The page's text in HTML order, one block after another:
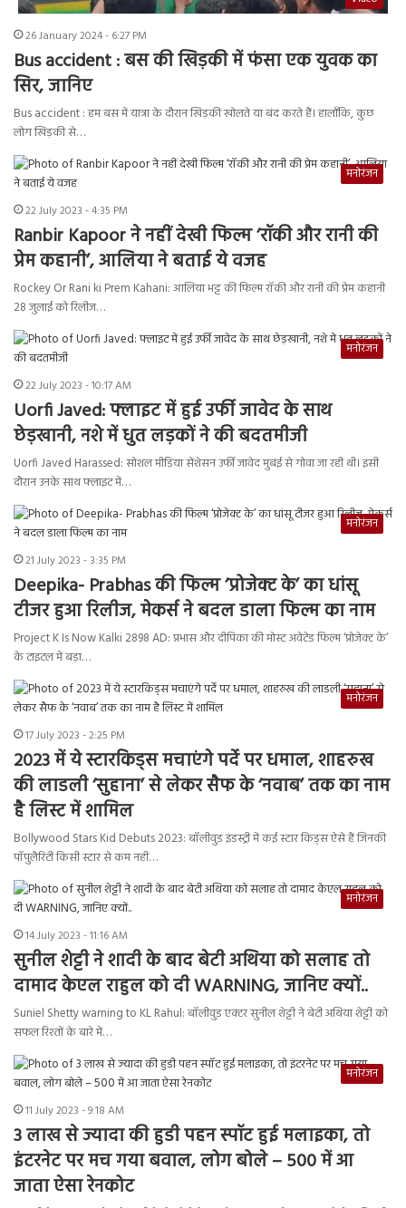
26 January 2024 - 6:27 PM
Bus accident : बस की खिड़की में फंसा एक युवक का
सिर, जानिए
Bus accident : हम बस में यात्रा के दौरान खिड़की खोलते या बंद करते हैं। हालाँकि, कुछ
लोग खिड़की से…
मनोरंजन
22 July 2023 - 4:35 PM
Ranbir Kapoor ने नहीं देखी फिल्म ‘रॉकी और रानी की
प्रेम कहानी’, आलिया ने बताई ये वजह
Rockey Or Rani ki Prem Kahani: आलिया भट्ट की फिल्म रॉकी और रानी की प्रेम कहानी
28 जुलाई को रिलीज…
मनोरंजन
22 July 2023 - 10:17 AM
Uorfi Javed: फ्लाइट में हुई उर्फी जावेद के साथ
छेड़खानी, नशे में धुत लड़कों ने की बदतमीजी
Uorfi Javed Harassed: सोशल मीडिया सेंशेसन उर्फी जावेद मुबंई से गोवा जा रही थी। इसी
दौरान उनके साथ फ्लाइट में…
मनोरंजन
21 July 2023 - 3:35 PM
Deepika- Prabhas की फिल्म ‘प्रोजेक्ट के’ का धांसू
टीजर हुआ रिलीज, मेकर्स ने बदल डाला फिल्म का नाम
Project K Is Now Kalki 2898 AD: प्रभास और दीपिका की मोस्ट अवेटेड फिल्म ‘प्रोजेक्ट के’
के टाइटल में बड़ा…
मनोरंजन
17 July 2023 - 2:25 PM
2023 में ये स्टारकिड्स मचाएंगे पर्दे पर धमाल, शाहरुख
की लाडली ‘सुहाना’ से लेकर सैफ के ‘नवाब’ तक का नाम
है लिस्ट में शामिल
Bollywood Stars Kid Debuts 2023: बॉलीवुड इंडस्ट्री में कई स्टार किड्स ऐसे हैं जिनकी
पॉपुलैरिटी किसी स्टार से कम नहीं…
मनोरंजन
14 July 2023 - 11:16 AM
सुनील शेट्टी ने शादी के बाद बेटी अथिया को सलाह तो
दामाद केएल राहुल को दी WARNING, जानिए क्यों..
Suniel Shetty warning to KL Rahul: बॉलीवुड एक्टर सुनील शेट्टी ने बेटी अथिया शेट्टी को
सफल रिश्तों के बारे में…
मनोरंजन
11 July 2023 - 9:18 AM
3 लाख से ज्यादा की हुडी पहन स्पॉट हुई मलाइका, तो
इंटरनेट पर मच गया बवाल, लोग बोले – 500 में आ
जाता ऐसा रेनकोट